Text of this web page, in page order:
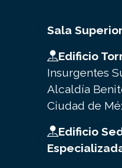
Sala Superior
Edificio
Insurgentes
Alcaldía
Ciudad de
Edificio